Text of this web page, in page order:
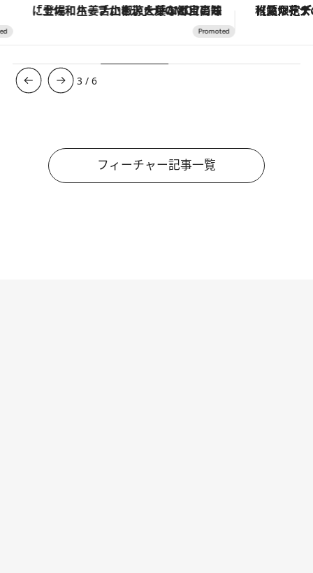
「土佐和ハーブかき氷」がOMO7高知に登場！生姜、山椒、大葉など目にも舌にも涼を呼ぶ郷土の味 【夏限定ディナーコース】旬を
3 /6
フィーチャー記事一覧